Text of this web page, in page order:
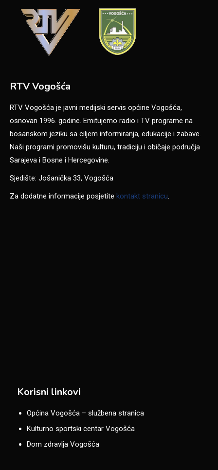
RTV Vogošća
RTV Vogošća je javni medijski servis općine Vogošća,
osnovan 1996. godine. Emitujemo radio i TV programe na
bosanskom jeziku sa ciljem informiranja, edukacije i zabave.
Naši programi promovišu kulturu, tradiciju i običaje područja
Sarajeva i Bosne i Hercegovine.
Sjedište: Jošanička 33, Vogošća
Za dodatne informacije posjetite kontakt stranicu.
Korisni linkovi
Općina Vogošća – službena stranica
Kulturno sportski centar Vogošća
Dom zdravlja Vogošća